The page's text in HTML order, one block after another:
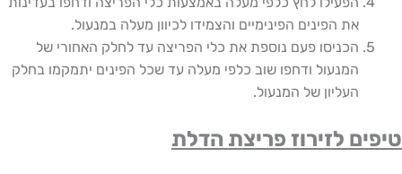
את הפינים הפינימיים והצמידו לכיוון מעלה במנעול.
הכניסו פעם נוספת את כלי הפריצה עד לחלק האחורי של
המנעול ודחפו שוב כלפי מעלה עד שכל הפינים יתמקמו בחלק
העליון של המנעול.
לזירוז פריצת הדלת